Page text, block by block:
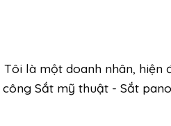
là một doanh nhân, hiện
Sắt mỹ thuật - Sắt